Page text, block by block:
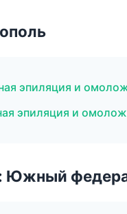
эпиляция и
эпиляция и
Южный